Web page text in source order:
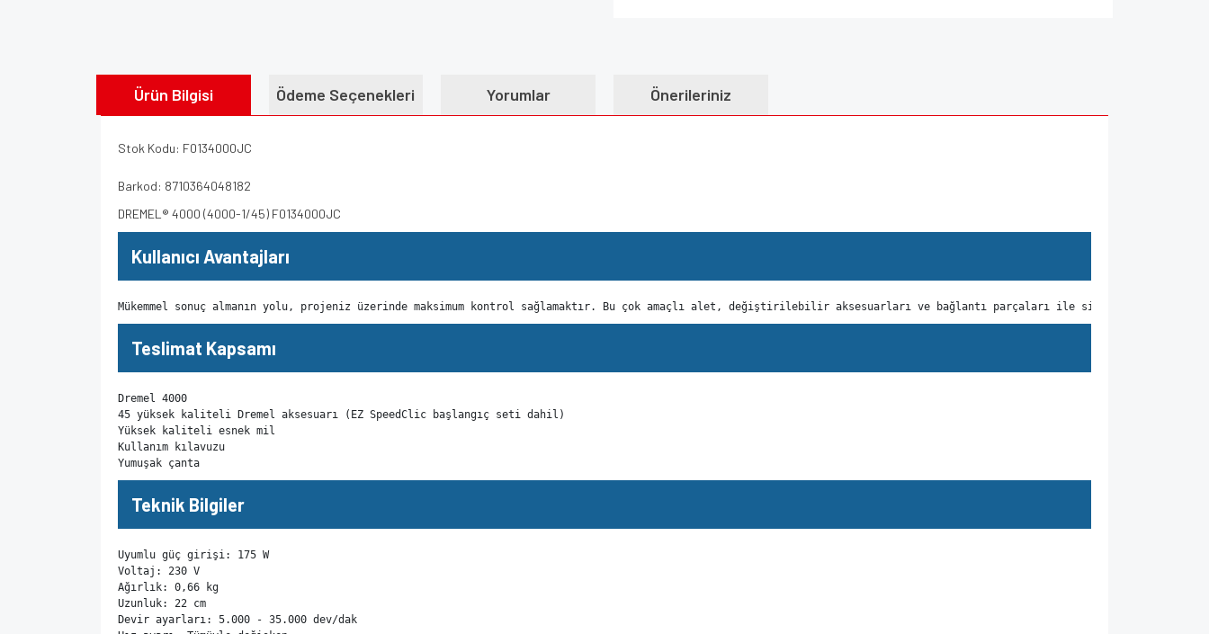
Ürün Bilgisi Ödeme Seçenekleri Yorumlar Önerileriniz
Stok Kodu: F0134000JC
Barkod: 8710364048182
DREMEL® 4000 (4000-1/45) F0134000JC
Kullanıcı Avantajları
Mükemmel sonuç almanın yolu, projeniz üzerinde maksimum kontrol sağlamaktır. Bu çok amaçlı alet, değiştirilebilir aksesuarları ve bağlantı parçaları ile size tam da
Teslimat Kapsamı
Dremel 4000
45 yüksek kaliteli Dremel aksesuarı (EZ SpeedClic başlangıç seti dahil)
Yüksek kaliteli esnek mil
Kullanım kılavuzu
Yumuşak çanta
Teknik Bilgiler
Uyumlu güç girişi: 175 W
Voltaj: 230 V
Ağırlık: 0,66 kg
Uzunluk: 22 cm
Devir ayarları: 5.000 - 35.000 dev/dak